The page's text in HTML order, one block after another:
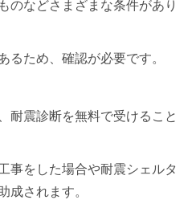
のなどさまざまな条件があり
ため、確認が必要です。
耐震診断を無料で受けること
事をした場合や耐震シェルタ
成されます。